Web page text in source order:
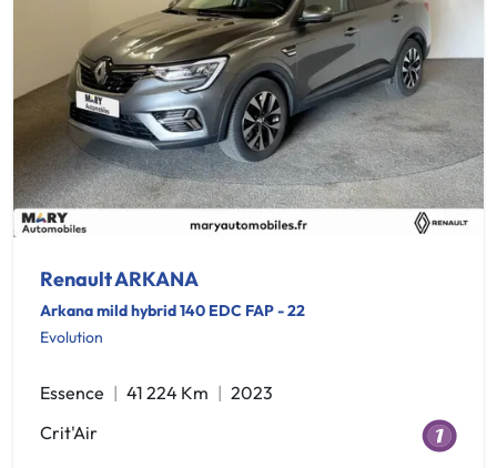
Renault ARKANA
Arkana mild hybrid 140 EDC FAP - 22
Evolution
Essence 41 224 Km
2023
Crit'Air